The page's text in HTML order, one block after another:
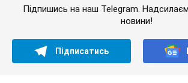
Підпишись на наш Telegram.
новини!
Підписатись